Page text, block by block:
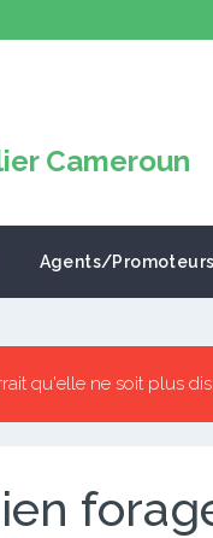
Agents/Promoteurs
qu'elle ne soit plus